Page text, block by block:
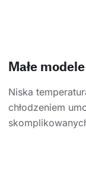
Małe
Niska
chłodzeniem